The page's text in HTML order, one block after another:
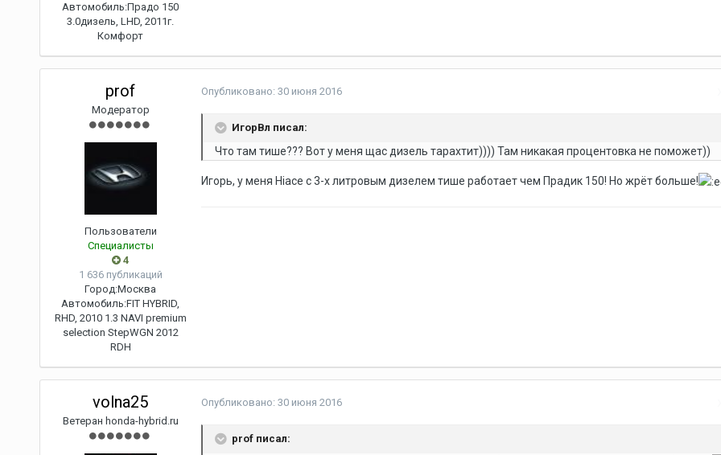
Автомобиль:Прадо 150
3.0дизель, LHD, 2011г.
Комфорт
prof
Модератор
Пользователи
Специалисты
4
1 636 публикаций
Город:Москва
Автомобиль:FIT HYBRID,
RHD, 2010 1.3 NAVI premium
selection StepWGN 2012
RDH
Опубликовано: 30 июня 2016
ИгорВл писал:
Что там тише??? Вот у меня щас дизель тарахтит)))) Там никакая процентовка не поможет))
Игорь, у меня Hiace c 3-х литровым дизелем тише работает чем Прадик 150! Но жрёт больше!
volna25
Ветеран honda-hybrid.ru
Опубликовано: 30 июня 2016
prof писал: